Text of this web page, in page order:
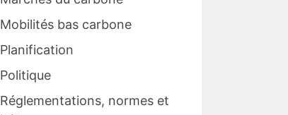
Mobilités bas carbone
Planification
Politique
Réglementations, normes et